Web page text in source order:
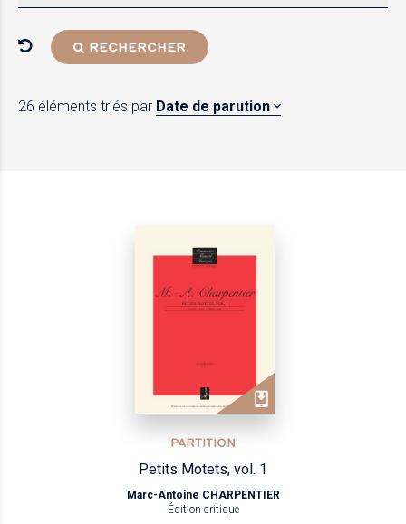
RECHERCHER
26 éléments triés par Date de parution
PARTITION
Petits Motets, vol. 1
Marc-Antoine CHARPENTIER
Édition critique